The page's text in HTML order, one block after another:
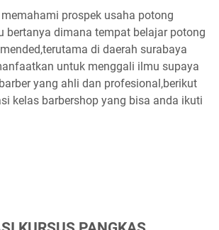
prospek usaha potong
bertanya dimana tempat belajar potong
di daerah surabaya
untuk menggali ilmu supaya
yang ahli dan profesional,berikut
kelas barbershop yang bisa anda ikuti